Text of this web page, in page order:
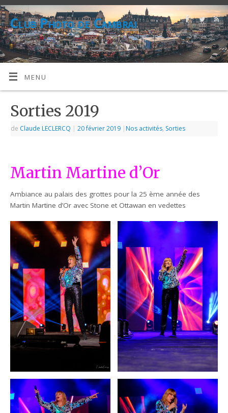
Club Photo de Cambrai
CPC
MENU
Sorties 2019
de Claude LECLERCQ | 20 février 2019 | Nos activités, Sorties
Martin Martine d’Or
Ambiance au palais des grottes pour la 25 ème année des
Martin Martine d’Or avec Stone et Ottawan en vedettes